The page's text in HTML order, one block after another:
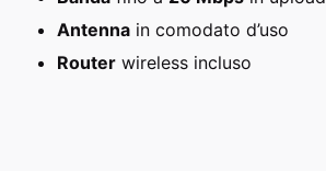
Antenna in comodato d’uso
Router wireless incluso